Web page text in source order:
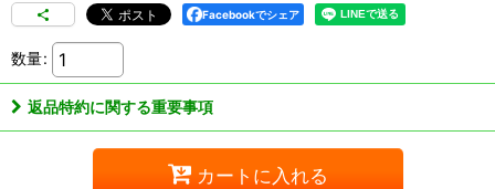
Facebookでシェア
数量:
返品特約に関する重要事項
カートに入れる